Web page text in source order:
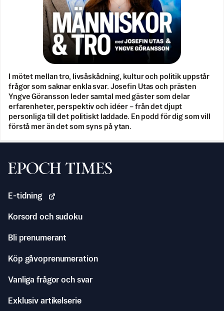
I mötet mellan tro, livsåskådning, kultur och politik uppstår
frågor som saknar enkla svar. Josefin Utas och prästen
Yngve Göransson leder samtal med gäster som delar
erfarenheter, perspektiv och idéer – från det djupt
personliga till det politiskt laddade. En podd för dig som vill
förstå mer än det som syns på ytan.
Svenska Epoch Times
E-tidning
Korsord och sudoku
Bli prenumerant
Köp gåvoprenumeration
Vanliga frågor och svar
Exklusiv artikelserie